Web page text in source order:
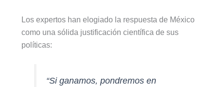
Los expertos han elogiado la respuesta de México
como una sólida justificación científica de sus
políticas:
“Si ganamos, pondremos en